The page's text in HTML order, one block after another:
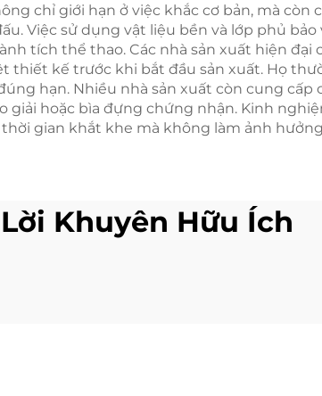
chỉ giới hạn ở việc khắc cơ bản, mà
Việc sử dụng vật liệu bền và lớp phủ
tích thể thao. Các nhà sản xuất hiện
kế trước khi bắt đầu sản xuất. Họ
hạn. Nhiều nhà sản xuất còn cung
giải hoặc bìa đựng chứng nhận. Kinh
gian khắt khe mà không làm ảnh
Lời Khuyên Hữu Ích